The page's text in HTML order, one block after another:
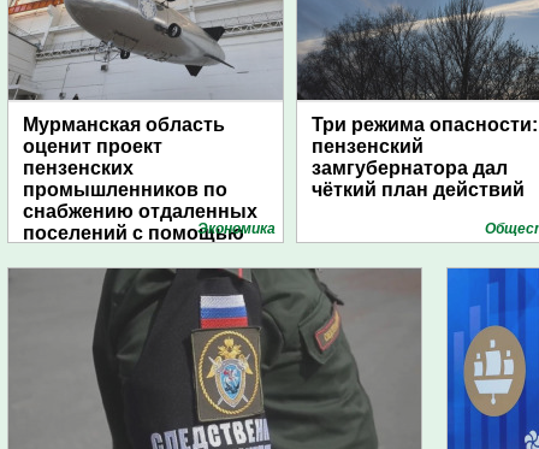
Мурманская область
оценит проект
пензенских
промышленников по
снабжению отдаленных
поселений с помощью
Экономика
Три режима опасности:
пензенский
замгубернатора дал
чёткий план действий